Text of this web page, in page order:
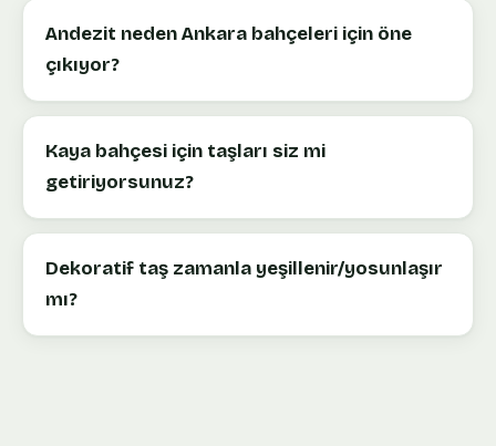
Andezit neden Ankara bahçeleri için öne
çıkıyor?
Kaya bahçesi için taşları siz mi
getiriyorsunuz?
Dekoratif taş zamanla yeşillenir/yosunlaşır
mı?